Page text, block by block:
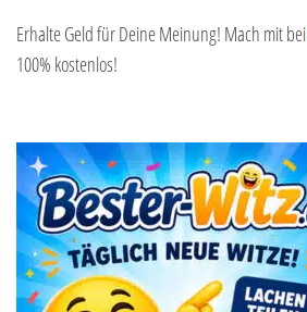
Erhalte Geld für Deine Meinung! Mach mit bei
100% kostenlos!